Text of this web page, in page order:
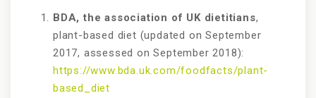
BDA, the association of UK dietitians,
plant-based diet (updated on September
2017, assessed on September 2018):
https://www.bda.uk.com/foodfacts/plant-
based_diet